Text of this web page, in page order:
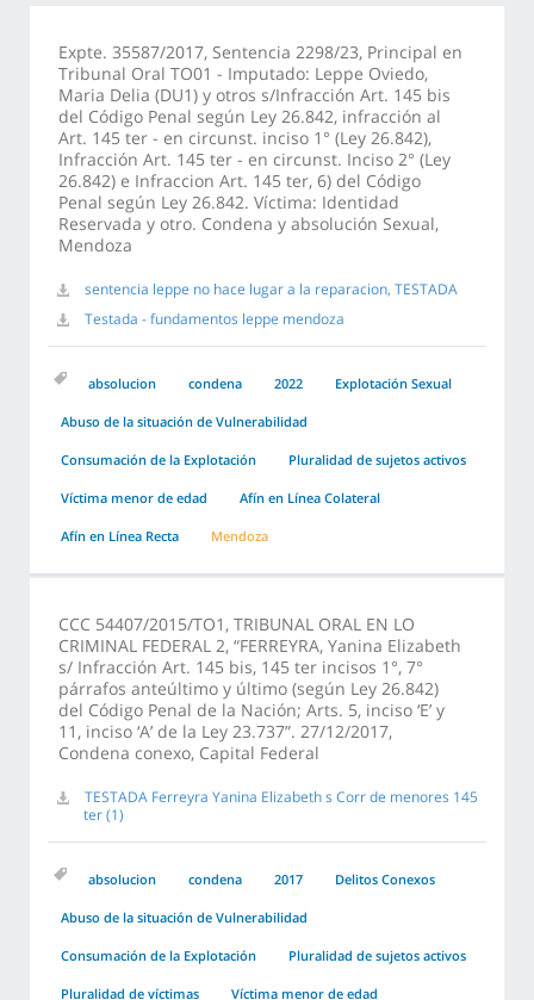
Expte. 35587/2017, Sentencia 2298/23, Principal en
Tribunal Oral TO01 - Imputado: Leppe Oviedo,
Maria Delia (DU1) y otros s/Infracción Art. 145 bis
del Código Penal según Ley 26.842, infracción al
Art. 145 ter - en circunst. inciso 1° (Ley 26.842),
Infracción Art. 145 ter - en circunst. Inciso 2° (Ley
26.842) e Infraccion Art. 145 ter, 6) del Código
Penal según Ley 26.842. Víctima: Identidad
Reservada y otro. Condena y absolución Sexual,
Mendoza
sentencia leppe no hace lugar a la reparacion, TESTADA
Testada - fundamentos leppe mendoza
absolucion condena 2022 Explotación Sexual
Abuso de la situación de Vulnerabilidad
Consumación de la Explotación Pluralidad de sujetos activos
Víctima menor de edad Afín en Línea Colateral
Afín en Línea Recta Mendoza
CCC 54407/2015/TO1, TRIBUNAL ORAL EN LO
CRIMINAL FEDERAL 2, “FERREYRA, Yanina Elizabeth
s/ Infracción Art. 145 bis, 145 ter incisos 1°, 7°
párrafos anteúltimo y último (según Ley 26.842)
del Código Penal de la Nación; Arts. 5, inciso ‘E’ y
11, inciso ‘A’ de la Ley 23.737”. 27/12/2017,
Condena conexo, Capital Federal
TESTADA Ferreyra Yanina Elizabeth s Corr de menores 145
ter (1)
absolucion condena 2017 Delitos Conexos
Abuso de la situación de Vulnerabilidad
Consumación de la Explotación Pluralidad de sujetos activos
Pluralidad de víctimas Víctima menor de edad